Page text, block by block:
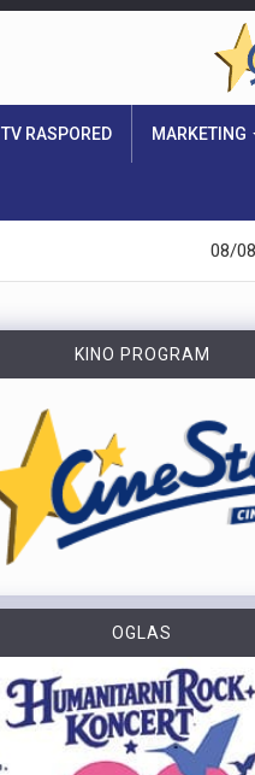
TV RASPORED MARKETING
08/
KINO PROGRAM
OGLAS